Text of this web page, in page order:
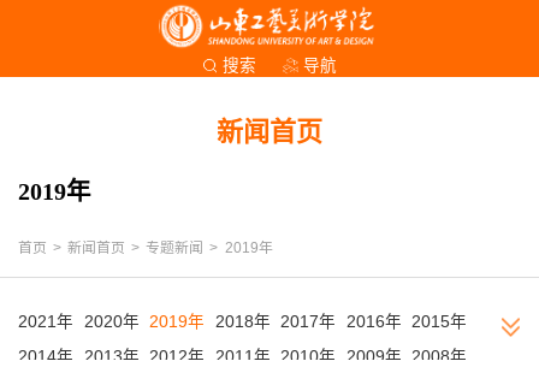
搜索 导航
新闻首页
2019年
首页 > 新闻首页 > 专题新闻 > 2019年
2021年 2020年 2019年 2018年 2017年 2016年 2015年
2014年
2013年 2012年 2011年 2010年 2009年
2008年